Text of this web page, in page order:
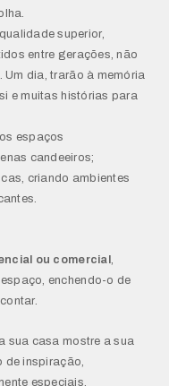
superior,
entre gerações, não
dia, trarão à memória
e muitas histórias para
espaços
candeeiros;
criando ambientes
ou comercial ,
enchendo-o de
sua casa mostre a sua
de inspiração,
especiais.